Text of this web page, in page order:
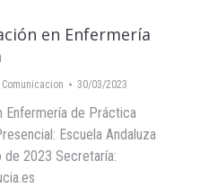
en Enfermería
Comunicacion 30/03/2023
Enfermería de Práctica
Escuela Andaluza
de 2023 Secretaría: